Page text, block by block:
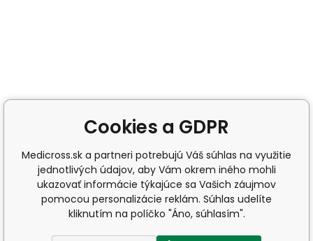
Cookies a GDPR
Medicross.sk a partneri potrebujú Váš súhlas na využitie
jednotlivých údajov, aby Vám okrem iného mohli
ukazovať informácie týkajúce sa Vašich záujmov
pomocou personalizácie reklám. Súhlas udelíte
kliknutím na políčko "Áno, súhlasím".